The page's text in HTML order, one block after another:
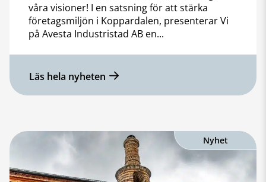
våra visioner! I en satsning för att stärka
företagsmiljön i Koppardalen, presenterar Vi
på Avesta Industristad AB en...
Läs hela nyheten
Nyhet